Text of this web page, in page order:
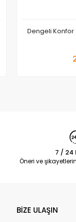
Dengeli Konfor
7 / 24
Öneri ve
BİZE ULAŞIN